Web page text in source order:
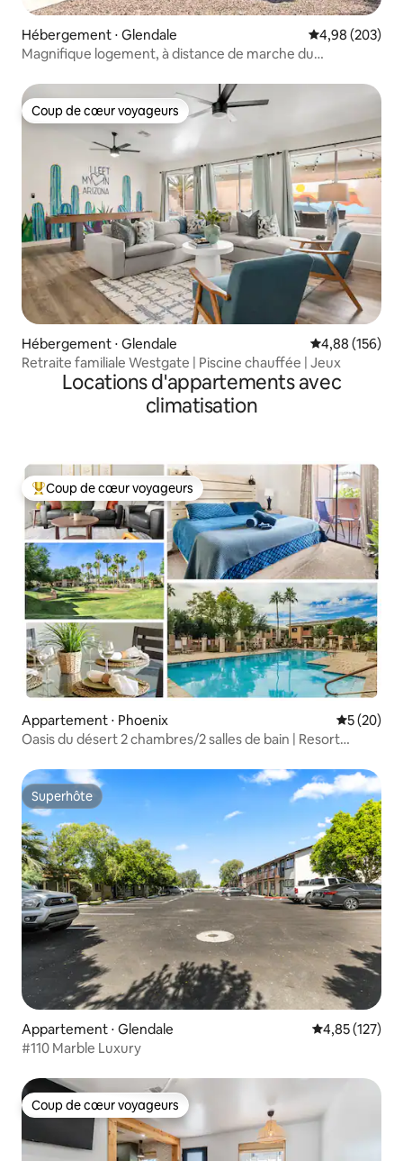
Hébergement ⋅ Glendale Évaluation
4,98 (203)
Magnifique logement, à distance de marche du
Coup de cœur voyageurs
Coup de cœur voyageurs
Hébergement ⋅ Glendale Évaluation
4,88 (156)
Retraite familiale Westgate | Piscine chauffée | Jeux
Locations d'appartements avec
climatisation
Coups de cœur voyageurs les plus appréciés
Coup de cœur voyageurs
Appartement ⋅ Phoenix
5 (20)
Oasis du désert 2 chambres/2 salles de bain | Resort
Superhôte
Superhôte
Appartement ⋅ Glendale Évaluation
4,85 (127)
#110 Marble Luxury
Coup de cœur voyageurs
Coup de cœur voyageurs